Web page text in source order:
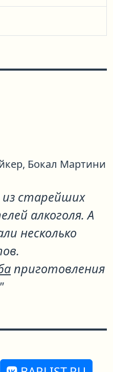
Бокал Мартини
из старейших
алкоголя. А
несколько
приготовления